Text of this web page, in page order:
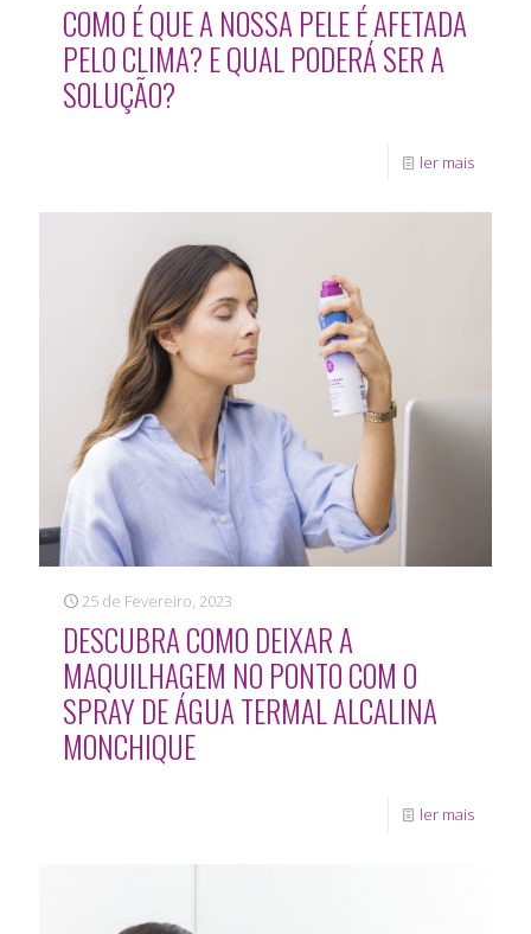
COMO É QUE A NOSSA PELE É AFETADA
PELO CLIMA? E QUAL PODERÁ SER A
SOLUÇÃO?
ler mais
25 de Fevereiro, 2023
DESCUBRA COMO DEIXAR A
MAQUILHAGEM NO PONTO COM O
SPRAY DE ÁGUA TERMAL ALCALINA
MONCHIQUE
ler mais